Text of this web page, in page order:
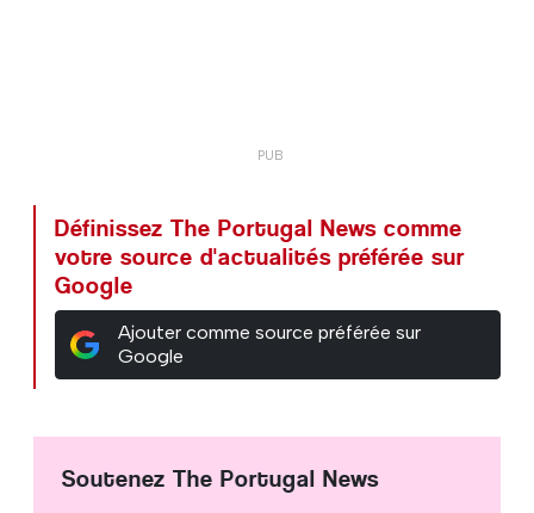
Définissez The Portugal News comme
votre source d'actualités préférée sur
Google
Ajouter comme source préférée sur
Google
Soutenez The Portugal News